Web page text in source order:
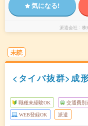
気になる!
派遣会社 株
未読
<タイパ抜群>成
職種未経験OK 交通費別
WEB登録OK 派遣